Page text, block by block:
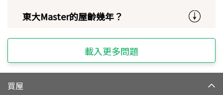
東大Master的屋齡幾年？
載入更多問題
買屋